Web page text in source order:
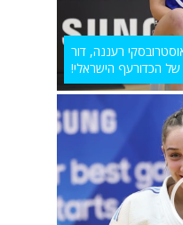
רעננה, דור
הכדורעף הישראלי!